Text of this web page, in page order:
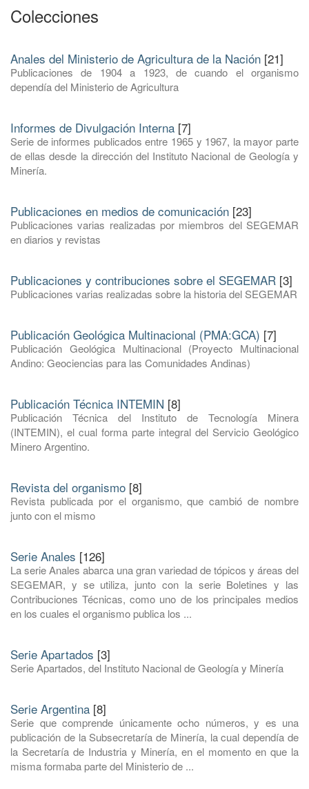
Colecciones
Anales del Ministerio de Agricultura de la Nación [21]
Publicaciones de 1904 a 1923, de cuando el organismo
dependía del Ministerio de Agricultura
Informes de Divulgación Interna [7]
Serie de informes publicados entre 1965 y 1967, la mayor parte
de ellas desde la dirección del Instituto Nacional de Geología y
Minería.
Publicaciones en medios de comunicación [23]
Publicaciones varias realizadas por miembros del SEGEMAR
en diarios y revistas
Publicaciones y contribuciones sobre el SEGEMAR [3]
Publicaciones varias realizadas sobre la historia del SEGEMAR
Publicación Geológica Multinacional (PMA:GCA) [7]
Publicación Geológica Multinacional (Proyecto Multinacional
Andino: Geociencias para las Comunidades Andinas)
Publicación Técnica INTEMIN [8]
Publicación Técnica del Instituto de Tecnología Minera
(INTEMIN), el cual forma parte integral del Servicio Geológico
Minero Argentino.
Revista del organismo [8]
Revista publicada por el organismo, que cambió de nombre
junto con el mismo
Serie Anales [126]
La serie Anales abarca una gran variedad de tópicos y áreas del
SEGEMAR, y se utiliza, junto con la serie Boletines y las
Contribuciones Técnicas, como uno de los principales medios
en los cuales el organismo publica los ...
Serie Apartados [3]
Serie Apartados, del Instituto Nacional de Geología y Minería
Serie Argentina [8]
Serie que comprende únicamente ocho números, y es una
publicación de la Subsecretaría de Minería, la cual dependía de
la Secretaría de Industria y Minería, en el momento en que la
misma formaba parte del Ministerio de ...